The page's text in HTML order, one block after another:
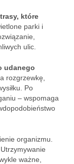
które
parki i
ulic.
udanego
rozgrzewkę,
Po
– wspomaga
organizmu.
Utrzymywanie
ważne,